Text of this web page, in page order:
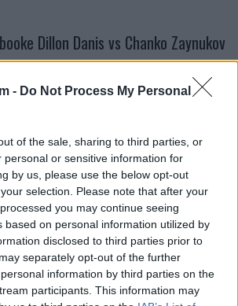
- Do Not Process My Personal
of the sale, sharing to third parties, or
personal or sensitive information for
by us, please use the below opt-out
selection. Please note that after your
you may continue seeing
based on personal information utilized by
disclosed to third parties prior to
separately opt-out of the further
information by third parties on the
participants. This information may
Dillon Danis vs Chanko Zaynukov